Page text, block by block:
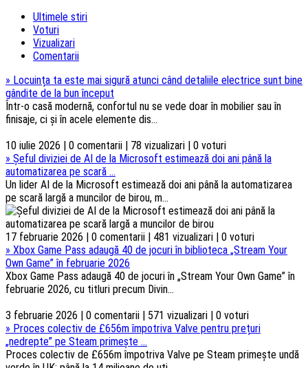
Ultimele stiri
Voturi
Vizualizari
Comentarii
» Locuința ta este mai sigură atunci când detaliile electrice sunt bine
gândite de la bun început
Într-o casă modernă, confortul nu se vede doar în mobilier sau în
finisaje, ci și în acele elemente dis...
10 iulie 2026 | 0 comentarii | 78 vizualizari | 0 voturi
» Șeful diviziei de AI de la Microsoft estimează doi ani până la
automatizarea pe scară ...
Un lider AI de la Microsoft estimează doi ani până la automatizarea
pe scară largă a muncilor de birou, m...
17 februarie 2026 | 0 comentarii | 481 vizualizari | 0 voturi
» Xbox Game Pass adaugă 40 de jocuri în biblioteca „Stream Your
Own Game” în februarie 2026
Xbox Game Pass adaugă 40 de jocuri în „Stream Your Own Game” în
februarie 2026, cu titluri precum Divin...
3 februarie 2026 | 0 comentarii | 571 vizualizari | 0 voturi
» Proces colectiv de £656m împotriva Valve pentru prețuri
„nedrepte” pe Steam primește ...
Proces colectiv de £656m împotriva Valve pe Steam primește undă